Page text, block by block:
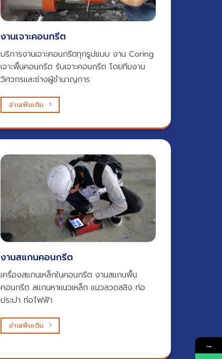
งานเจาะคอนกรีต​
บริการงานเจาะคอนกรีตทุกรูปแบบ งาน Coring
เจาะพื้นคอนกรีต รับเจาะคอนกรีต โดยทีมงาน
วิศวกรและช่างผู้ชำนาญการ
อ่านเพิ่มเติม
งานสแกนคอนกรีต​
เครื่องสแกนเหล็กในคอนกรีต งานสแกนพื้น
คอนกรีต สแกนหาแนวเหล็ก แนวลวดสลิง ท่อ
ประปา ท่อไฟฟ้า
อ่านเพิ่มเติม
→